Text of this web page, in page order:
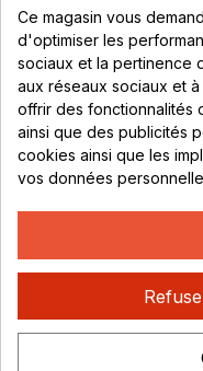
Ce magasin vous
d'optimiser les
sociaux et la pertinence
aux réseaux sociaux et
offrir des fonctionnalités
ainsi que des publicités
cookies ainsi que les
vos données